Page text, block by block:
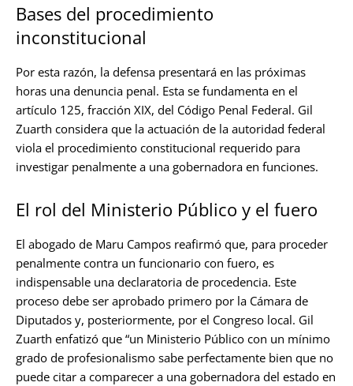
Bases del procedimiento
inconstitucional
Por esta razón, la defensa presentará en las próximas
horas una denuncia penal. Esta se fundamenta en el
artículo 125, fracción XIX, del Código Penal Federal. Gil
Zuarth considera que la actuación de la autoridad federal
viola el procedimiento constitucional requerido para
investigar penalmente a una gobernadora en funciones.
El rol del Ministerio Público y el fuero
El abogado de Maru Campos reafirmó que, para proceder
penalmente contra un funcionario con fuero, es
indispensable una declaratoria de procedencia. Este
proceso debe ser aprobado primero por la Cámara de
Diputados y, posteriormente, por el Congreso local. Gil
Zuarth enfatizó que “un Ministerio Público con un mínimo
grado de profesionalismo sabe perfectamente bien que no
puede citar a comparecer a una gobernadora del estado en